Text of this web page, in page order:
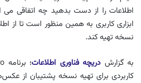
ابزاری کاربری به همین منظور است تا از
نسخه تهیه کند.
به گزارش دریچه فناوری اطلاعات
کاربردی برای تهیه نسخه پشتیبان از